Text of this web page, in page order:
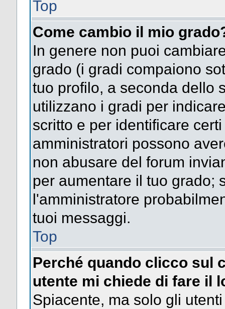
Top
Come cambio il mio
In genere non puoi
grado (i gradi compaiono
tuo profilo, a seconda dello
utilizzano i gradi per
scritto e per identificare
amministratori possono
non abusare del forum
per aumentare il tuo grado;
l'amministratore
tuoi messaggi.
Top
Perché quando clicco sul
utente mi chiede di fare il
Spiacente, ma solo gli